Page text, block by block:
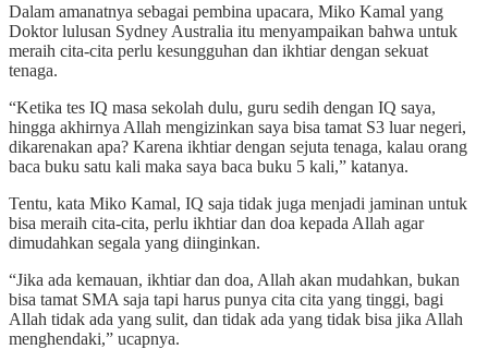
Dalam amanatnya sebagai pembina upacara, Miko Kamal yang
Doktor lulusan Sydney Australia itu menyampaikan bahwa untuk
meraih cita-cita perlu kesungguhan dan ikhtiar dengan sekuat
tenaga.
“Ketika tes IQ masa sekolah dulu, guru sedih dengan IQ saya,
hingga akhirnya Allah mengizinkan saya bisa tamat S3 luar negeri,
dikarenakan apa? Karena ikhtiar dengan sejuta tenaga, kalau orang
baca buku satu kali maka saya baca buku 5 kali,” katanya.
Tentu, kata Miko Kamal, IQ saja tidak juga menjadi jaminan untuk
bisa meraih cita-cita, perlu ikhtiar dan doa kepada Allah agar
dimudahkan segala yang diinginkan.
“Jika ada kemauan, ikhtiar dan doa, Allah akan mudahkan, bukan
bisa tamat SMA saja tapi harus punya cita cita yang tinggi, bagi
Allah tidak ada yang sulit, dan tidak ada yang tidak bisa jika Allah
menghendaki,” ucapnya.